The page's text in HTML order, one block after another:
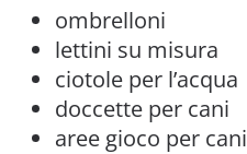
ombrelloni
lettini su misura
ciotole per l’acqua
doccette per cani
aree gioco per cani